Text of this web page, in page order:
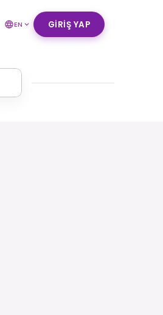
EN GIRIŞ YAP